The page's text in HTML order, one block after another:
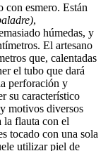
con esmero. Están
,
húmedas, y
El artesano
que, calentadas
el tubo que dará
perforación y
su característico
motivos diversos
la flauta con el
tocado con una sola
utilizar piel de